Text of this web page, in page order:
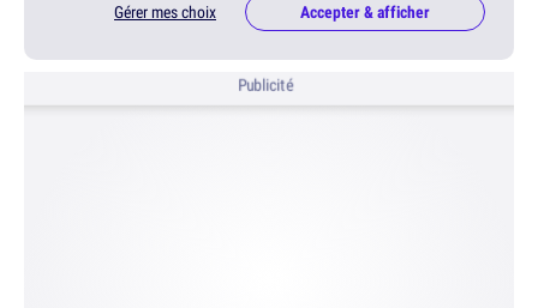
Gérer mes choix Accepter & afficher
Publicité